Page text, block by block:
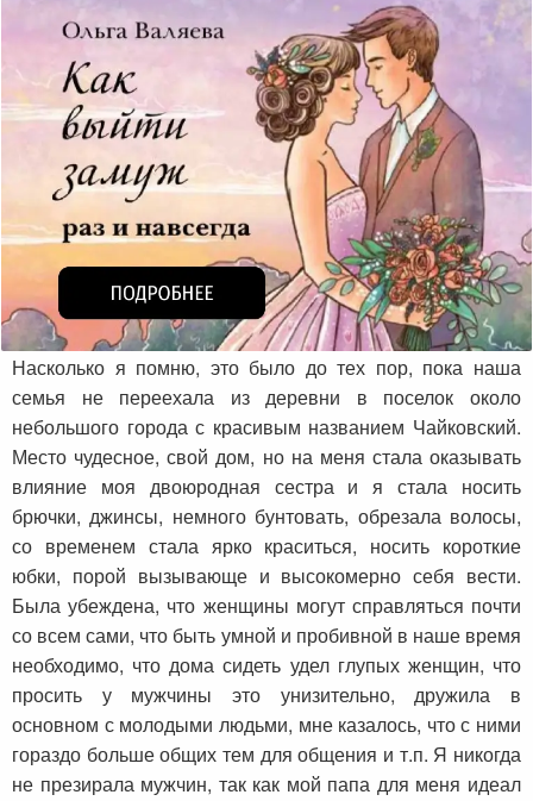
Насколько я помню, это было до тех пор, пока наша
семья не переехала из деревни в поселок около
небольшого города с красивым названием Чайковский.
Место чудесное, свой дом, но на меня стала оказывать
влияние моя двоюродная сестра и я стала носить
брючки, джинсы, немного бунтовать, обрезала волосы,
со временем стала ярко краситься, носить короткие
юбки, порой вызывающе и высокомерно себя вести.
Была убеждена, что женщины могут справляться почти
со всем сами, что быть умной и пробивной в наше время
необходимо, что дома сидеть удел глупых женщин, что
просить у мужчины это унизительно, дружила в
основном с молодыми людьми, мне казалось, что с ними
гораздо больше общих тем для общения и т.п. Я никогда
не презирала мужчин, так как мой папа для меня идеал